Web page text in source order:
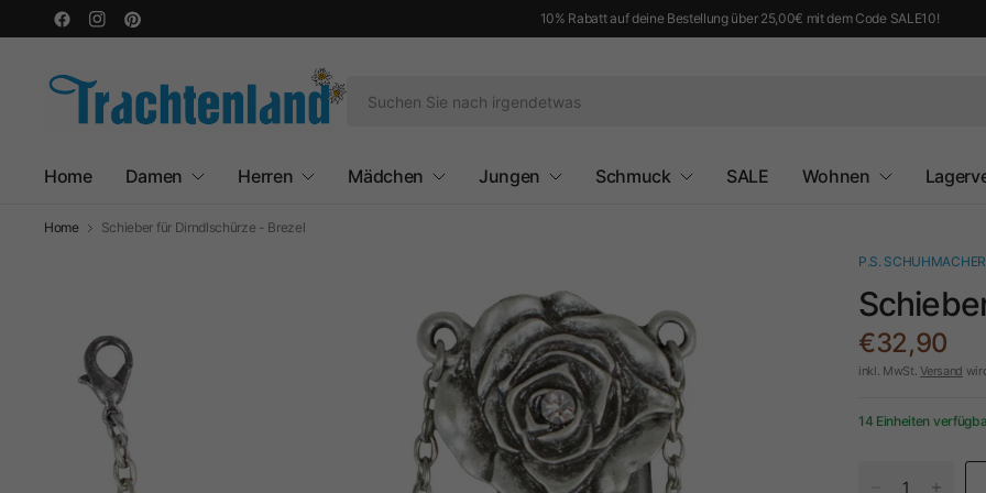
10% Rabatt auf deine Bestellung über 25,00€ mit dem Code SALE10!
Home Damen Herren Mädchen Jungen Schmuck SALE Wohnen
Home Schieber für Dirndlschürze - Brezel
P.S. SCHUHMACHER
€32,90
inkl. MwSt.Versand
14 Einheiten